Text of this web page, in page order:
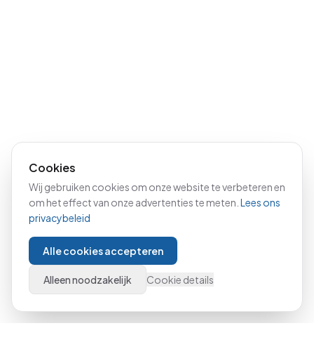
Cookies
Wij gebruiken cookies om onze website te verbeteren en
om het effect van onze advertenties te meten. Lees ons
privacybeleid
Alle cookies accepteren
Alleen noodzakelijk Cookie details